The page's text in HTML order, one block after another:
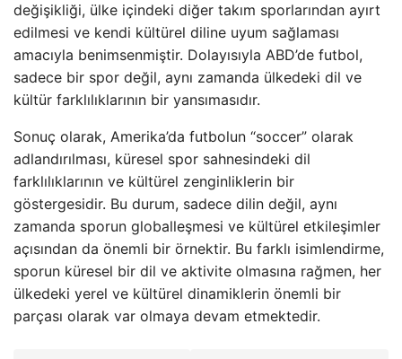
değişikliği, ülke içindeki diğer takım sporlarından ayırt
edilmesi ve kendi kültürel diline uyum sağlaması
amacıyla benimsenmiştir. Dolayısıyla ABD’de futbol,
sadece bir spor değil, aynı zamanda ülkedeki dil ve
kültür farklılıklarının bir yansımasıdır.
Sonuç olarak, Amerika’da futbolun “soccer” olarak
adlandırılması, küresel spor sahnesindeki dil
farklılıklarının ve kültürel zenginliklerin bir
göstergesidir. Bu durum, sadece dilin değil, aynı
zamanda sporun globalleşmesi ve kültürel etkileşimler
açısından da önemli bir örnektir. Bu farklı isimlendirme,
sporun küresel bir dil ve aktivite olmasına rağmen, her
ülkedeki yerel ve kültürel dinamiklerin önemli bir
parçası olarak var olmaya devam etmektedir.